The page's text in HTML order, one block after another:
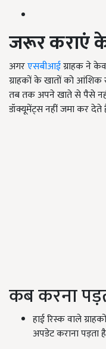
जरूर कराएं
अगरएसबीआईग्राहक ने
ग्राहकों के खातों को
तब तक अपने खाते से पैसे
डॉक्यूमेंट्स नहीं जमा कर देते
कब करना
हाई रिस्क वाले
अपडेट कराना पड़ता